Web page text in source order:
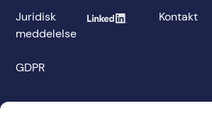
Kontakt
Juridisk
meddelelse
GDPR